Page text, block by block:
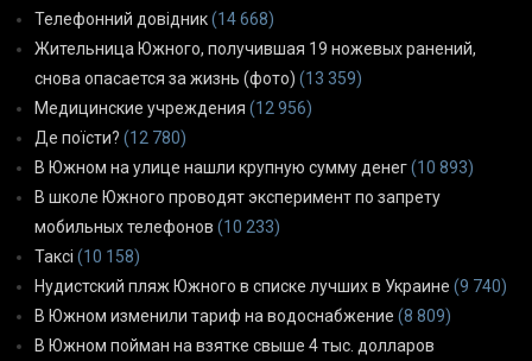
Телефонний довідник(14 668)
Жительница Южного, получившая 19 ножевых ранений,
снова опасается за жизнь (фото) (13 359)
Медицинские учреждения (12 956)
Де поїсти? (12 780)
В Южном на улице нашли крупную сумму денег(10 893)
В школе Южного проводят эксперимент по запрету
мобильных телефонов (10 233)
Таксі (10 158)
Нудистский пляж Южного в списке лучших в Украине (9 740)
В Южном изменили тариф на водоснабжение (8 809)
В Южном пойман на взятке свыше 4 тыс. долларов